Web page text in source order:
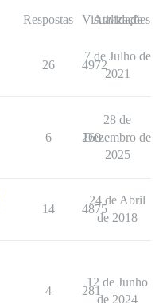
Respostas Visualizações
Atividade
26 4972
7 de Julho de
2021
6 260
28 de
Dezembro de
2025
14 4875
24 de Abril
de 2018
4 281
12 de Junho
de 2024